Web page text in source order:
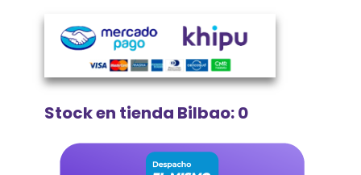
Stock en tienda Bilbao: 0